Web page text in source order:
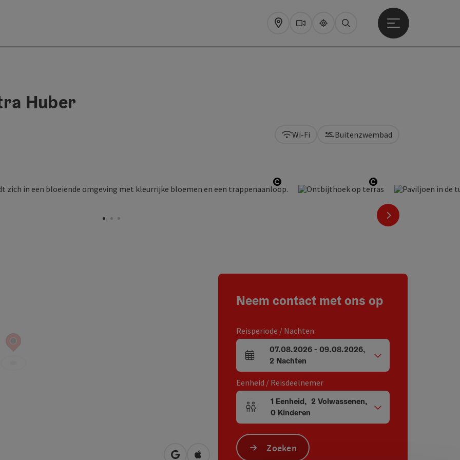
Map WebcamsUpperguide
Zoeken
Startmenu openen
Huber
Start Copyright Start Copyright
nächstes Element
Wi-Fi Buitenzwembad
Neem contact met ons op
Reisperiode / Nachten
Velden voor aankomst en vertrek
07.08.2026- 09.08.2026,
2 Nachten
Eenheid / Reisdeelnemer
Aantal eenheden en persoonsvelden
1 Eenheid, 2 Volwassenen,
0 Kinderen
Zoeken